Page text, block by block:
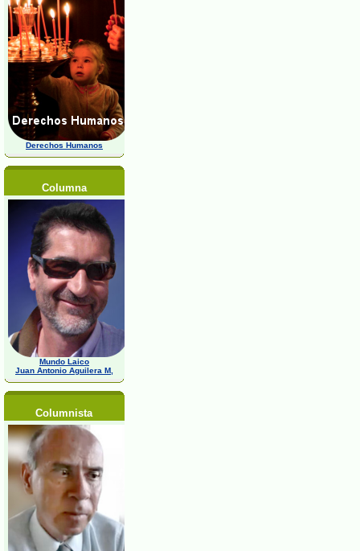
Derechos Humanos
Columna
Mundo Laico
Juan Antonio Aguilera M,
Columnista